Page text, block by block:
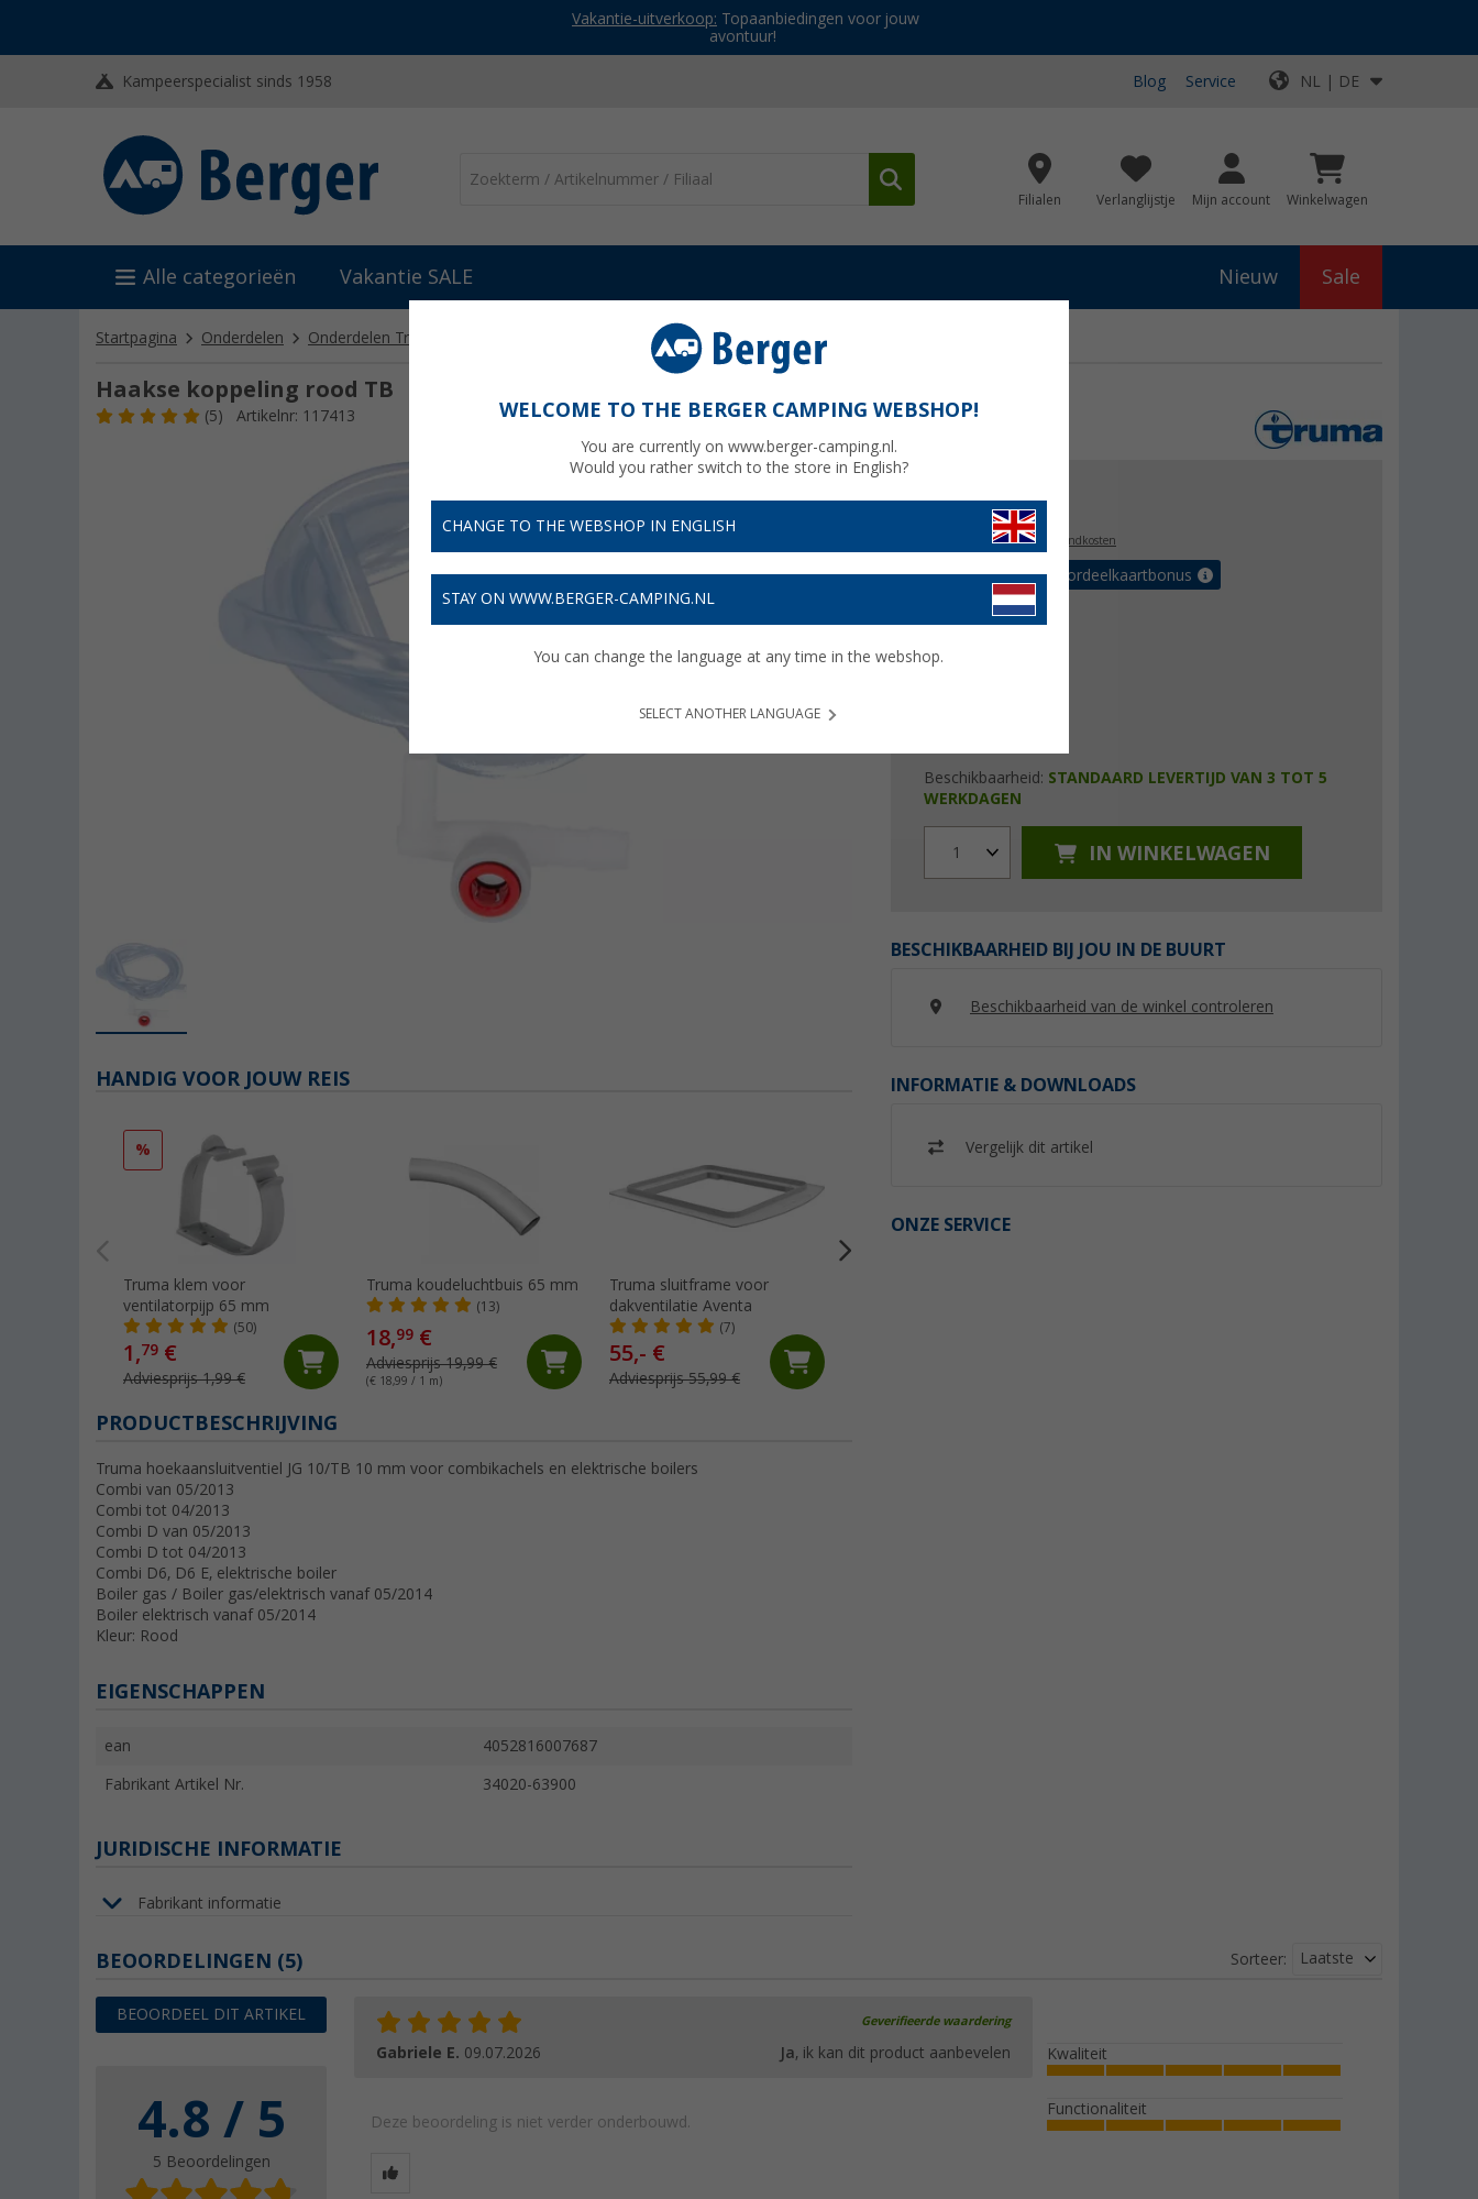
Vakantie-uitverkoop: Topaanbiedingen voor jouw
avontuur!
Kampeerspecialist sinds 1958 Blog Service NL | DE
Filialen Verlanglijstje Mijn account Winkelwagen
Alle categorieën Vakantie SALE Nieuw Sale
Startpagina Onderdelen Onderdelen Truma Onderdelen Truma gastoevoer Haakse koppeling rood TB
Haakse koppeling rood TB
(5) Artikelnr: 117413
€ 21,95
Prijzen incl. BTWplus verzendkosten
Verzeker tot 5% voordeelkaartbonus
Beschikbaarheid: STANDAARD LEVERTIJD VAN 3 TOT 5
WERKDAGEN
1 IN WINKELWAGEN
BESCHIKBAARHEID BIJ JOU IN DE BUURT
Beschikbaarheid van de winkel controleren
INFORMATIE & DOWNLOADS
Vergelijk dit artikel
ONZE SERVICE
HANDIG VOOR JOUW REIS
%
Truma klem voor
ventilatorpijp 65 mm
(50)
1,79 €
Adviesprijs 1,99 €
Truma koudeluchtbuis 65 mm
(13)
18,99 €
Adviesprijs 19,99 €
(€ 18,99 / 1 m)
Truma sluitframe voor
dakventilatie Aventa
(7)
55,- €
Adviesprijs 55,99 €
PRODUCTBESCHRIJVING
Truma hoekaansluitventiel JG 10/TB 10 mm voor combikachels en elektrische boilers
Combi van 05/2013
Combi tot 04/2013
Combi D van 05/2013
Combi D tot 04/2013
Combi D6, D6 E, elektrische boiler
Boiler gas / Boiler gas/elektrisch vanaf 05/2014
Boiler elektrisch vanaf 05/2014
Kleur: Rood
EIGENSCHAPPEN
ean 4052816007687
Fabrikant Artikel Nr. 34020-63900
JURIDISCHE INFORMATIE
Fabrikant informatie
BEOORDELINGEN (5)
BEOORDEEL DIT ARTIKEL
4.8 / 5
5 Beoordelingen
Sorteer: Laatste
Geverifieerde waardering
Gabriele E. 09.07.2026 Ja, ik kan dit product aanbevelen
Deze beoordeling is niet verder onderbouwd.
Kwaliteit
Functionaliteit
WELCOME TO THE BERGER CAMPING WEBSHOP!
You are currently on www.berger-camping.nl.
Would you rather switch to the store in English?
CHANGE TO THE WEBSHOP IN ENGLISH
STAY ON WWW.BERGER-CAMPING.NL
You can change the language at any time in the webshop.
SELECT ANOTHER LANGUAGE